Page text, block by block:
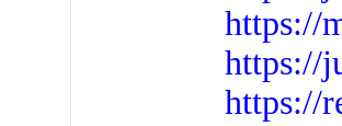
https://
https://
https://